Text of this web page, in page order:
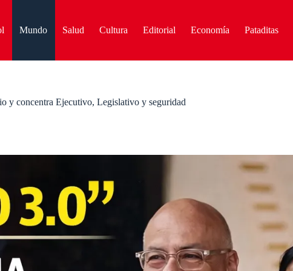
Mundo Salud Cultura Editorial Economía Pataditas
y concentra Ejecutivo, Legislativo y seguridad